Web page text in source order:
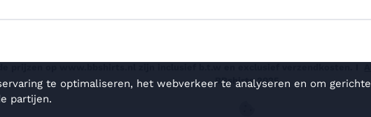
BBshirts 2025
te optimaliseren, het webverkeer te analyseren en om gerichte
partijen.